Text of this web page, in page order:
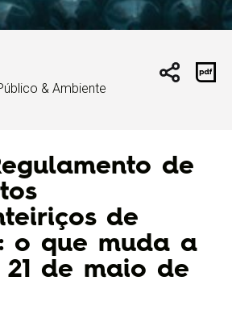
& Ambiente
de
de
o que muda a
de maio de